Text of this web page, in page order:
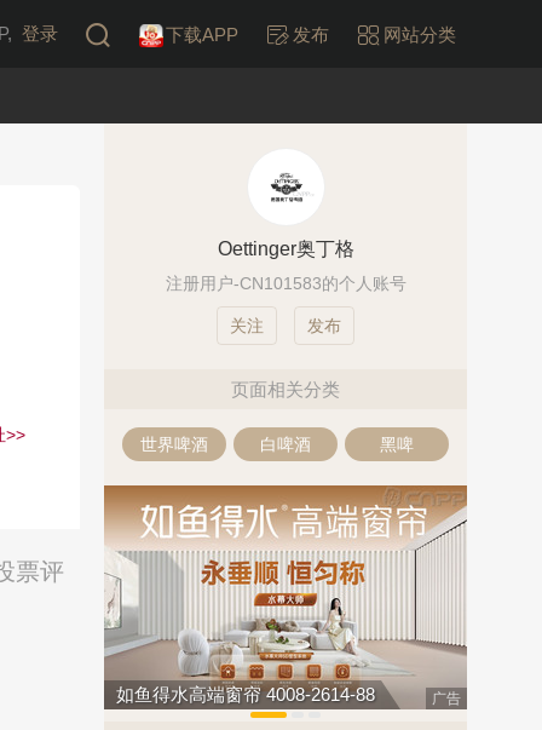
登录 下载APP 发布 网站分类
>>
票评
Oettinger奥丁格
注册用户-CN101583的个人账号
发布
页面相关分类
世界啤酒 白啤酒 黑啤
如鱼得水高端窗帘 4008-2614-88 广告